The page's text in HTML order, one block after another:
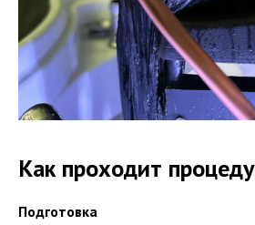
Как проходит
Подготовка